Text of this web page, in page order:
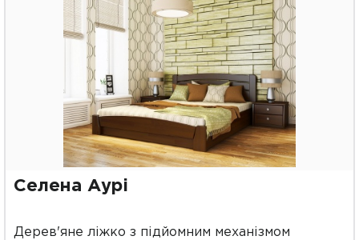
Селена Аурі
Дерев'яне ліжко з підйомним механізмом